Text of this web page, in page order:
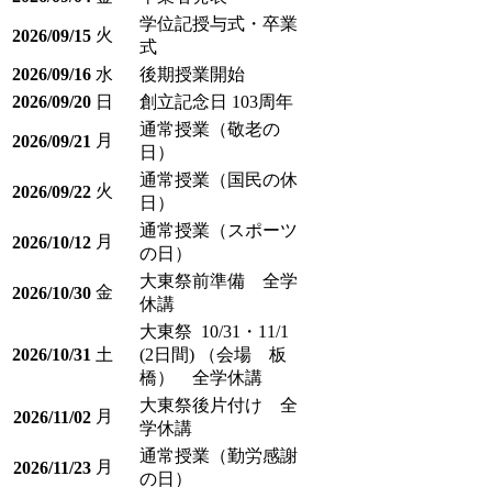
2026/09/15 火
学位記授与式・卒業
式
2026/09/16 水
後期授業開始
2026/09/20 日 創立記念日 103周年
2026/09/21 月
通常授業（敬老の
日）
2026/09/22 火
通常授業（国民の休
日）
2026/10/12 月
通常授業（スポーツ
の日）
2026/10/30 金
大東祭前準備 全学
休講
2026/10/31 土
大東祭 10/31・11/1
(2日間) （会場 板
橋） 全学休講
2026/11/02 月
大東祭後片付け 全
学休講
2026/11/23 月
通常授業（勤労感謝
の日）